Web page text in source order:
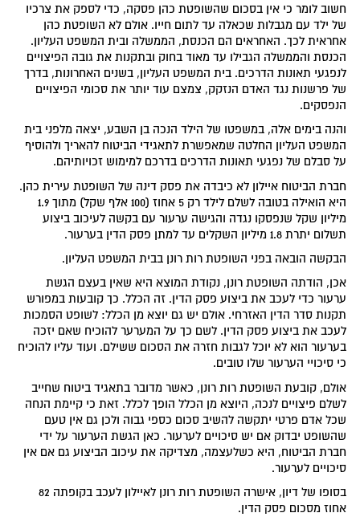
חשוב לומר כי אין בסכום שהשופטת כהן פסקה, כדי לספק את צרכיו
של ילד עם מגבלות שכאלה עד לתום חייו. אולם לא השופטת כהן
אחראית לכך. האחראים הם הכנסת, הממשלה ובית המשפט העליון.
הכנסת והממשלה הגבילו עד מאוד בחוק ובתקנות את גובה הפיצויים
לנפגעי תאונות הדרכים. בית המשפט העליון, בשנים האחרונות, בדרך
של פרשנות נגד האדם הנזקק, צמצם עוד יותר את סכומי הפיצויים
הנפסקים.
והנה בימים אלה, במשפטו של הילד הנכה בן השבע, יצאה מלפני בית
המשפט העליון החלטה שמאפשרת לתאגידי הביטוח להאריך ולהוסיף
על סבלם של נפגעי תאונות הדרכים בדרכם למימוש זכויותיהם.
חברת הביטוח איילון לא כיבדה את פסק דינה של השופטת עירית כהן.
היא הואילה בטובה לשלם לילד רק 5 אחוז (100 אלף שקל) מתוך 1.9
מיליון שקל שנפסקו נגדה והגישה ערעור עם בקשה לעיכוב ביצוע
תשלום יתרת 1.8 מיליון השקלים עד למתן פסק הדין בערעור.
הבקשה הובאה בפני השופטת רות רונן בבית המשפט העליון.
אכן, הודתה השופטת רונן, נקודת המוצא היא שאין בעצם הגשת
ערעור כדי לעכב את ביצוע פסק הדין. זה הכלל. כך קובעות במפורש
תקנות סדר הדין האזרחי. אולם יש גם יוצא מן הכלל: לשופט הסמכות
לעכב את ביצוע פסק הדין. לשם כך על המערער להוכיח שאם יזכה
בערעור הוא לא יוכל לגבות חזרה את הסכום ששילם. ועוד עליו להוכיח
כי סיכויי הערעור שלו טובים.
אולם, קובעת השופטת רות רונן, כאשר מדובר בתאגיד ביטוח שחייב
לשלם פיצויים לנכה, היוצא מן הכלל הופך לכלל. זאת כי קיימת הנחה
שכל אדם פרטי יתקשה להשיב סכום כספי גבוה ולכן גם אין טעם
שהשופט יבדוק אם יש סיכויים לערעור. כאן הגשת הערעור על ידי
חברת הביטוח, היא כשלעצמה, מצדיקה את עיכוב הביצוע גם אם אין
סיכויים לערעור.
בסופו של דיון, אישרה השופטת רות רונן לאיילון לעכב בקופתה 82
אחוז מסכום פסק הדין.